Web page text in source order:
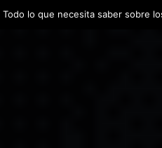
Campeonato de Invierno de